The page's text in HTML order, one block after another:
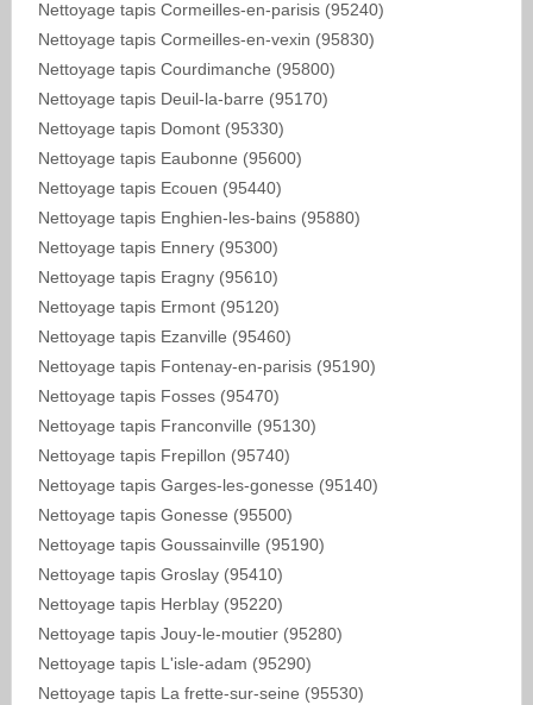
Nettoyage tapis Cormeilles-en-parisis (95240)
Nettoyage tapis Cormeilles-en-vexin (95830)
Nettoyage tapis Courdimanche (95800)
Nettoyage tapis Deuil-la-barre (95170)
Nettoyage tapis Domont (95330)
Nettoyage tapis Eaubonne (95600)
Nettoyage tapis Ecouen (95440)
Nettoyage tapis Enghien-les-bains (95880)
Nettoyage tapis Ennery (95300)
Nettoyage tapis Eragny (95610)
Nettoyage tapis Ermont (95120)
Nettoyage tapis Ezanville (95460)
Nettoyage tapis Fontenay-en-parisis (95190)
Nettoyage tapis Fosses (95470)
Nettoyage tapis Franconville (95130)
Nettoyage tapis Frepillon (95740)
Nettoyage tapis Garges-les-gonesse (95140)
Nettoyage tapis Gonesse (95500)
Nettoyage tapis Goussainville (95190)
Nettoyage tapis Groslay (95410)
Nettoyage tapis Herblay (95220)
Nettoyage tapis Jouy-le-moutier (95280)
Nettoyage tapis L'isle-adam (95290)
Nettoyage tapis La frette-sur-seine (95530)